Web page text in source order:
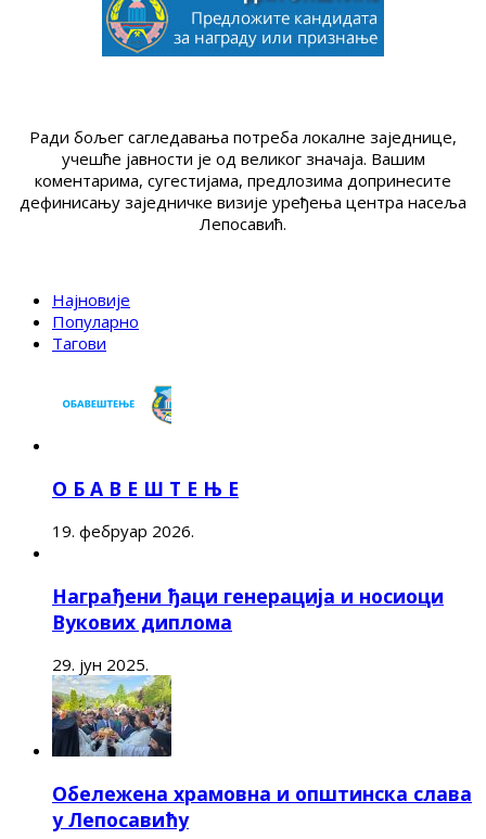
Ради бољег сагледавања потреба локалне заједнице,
учешће јавности је од великог значаја. Вашим
коментарима, сугестијама, предлозима допринесите
дефинисању заједничке визије уређења центра насеља
Лепосавић.
Најновије
Популарно
Тагови
О Б А В Е Ш Т Е Њ Е
19. фебруар 2026.
Награђени ђаци генерација и носиоци
Вукових диплома
29. јун 2025.
Обележена храмовна и општинска слава
у Лепосавићу